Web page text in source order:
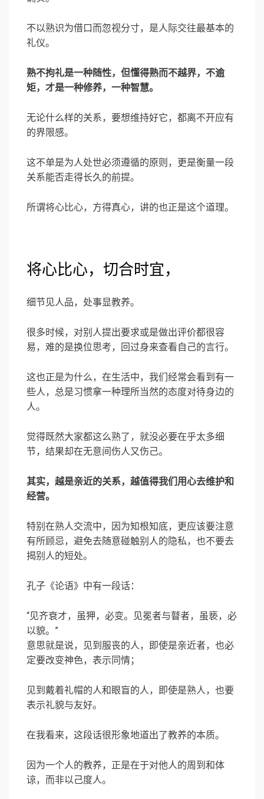
不以熟识为借口而忽视分寸，是人际交往最基本的
礼仪。
熟不拘礼是一种随性，但懂得熟而不越界，不逾
矩，才是一种修养，一种智慧。
无论什么样的关系，要想维持好它，都离不开应有
的界限感。
这不单是为人处世必须遵循的原则，更是衡量一段
关系能否走得长久的前提。
所谓将心比心，方得真心，讲的也正是这个道理。
将心比心，切合时宜，
细节见人品，处事显教养。
很多时候，对别人提出要求或是做出评价都很容
易，难的是换位思考，回过身来查看自己的言行。
这也正是为什么，在生活中，我们经常会看到有一
些人，总是习惯拿一种理所当然的态度对待身边的
人。
觉得既然大家都这么熟了，就没必要在乎太多细
节，结果却在无意间伤人又伤己。
其实，越是亲近的关系，越值得我们用心去维护和
经营。
特别在熟人交流中，因为知根知底，更应该要注意
有所顾忌，避免去随意碰触别人的隐私，也不要去
揭别人的短处。
孔子《论语》中有一段话：
“见齐衰才，虽狎，必变。见冕者与瞽者，虽亵，必
以貌。”
意思就是说，见到服丧的人，即使是亲近者，也必
定要改变神色，表示同情；
见到戴着礼帽的人和眼盲的人，即使是熟人，也要
表示礼貌与友好。
在我看来，这段话很形象地道出了教养的本质。
因为一个人的教养，正是在于对他人的周到和体
谅，而非以己度人。